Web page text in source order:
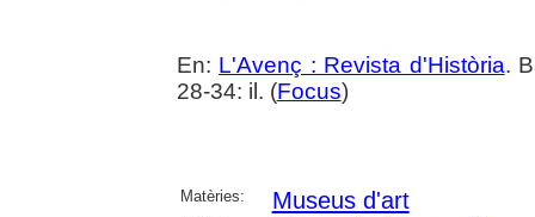
En: L'Avenç : Revista d'Història.
28-34: il. (Focus)
Matèries: Museus d'art